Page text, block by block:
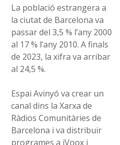
La població estrangera a
la ciutat de Barcelona va
passar del 3,5 % l’any 2000
al 17 % l’any 2010. A finals
de 2023, la xifra va arribar
al 24,5 %.
Espai Avinyó va crear un
canal dins la Xarxa de
Ràdios Comunitàries de
Barcelona i va distribuir
programes a iVoox i